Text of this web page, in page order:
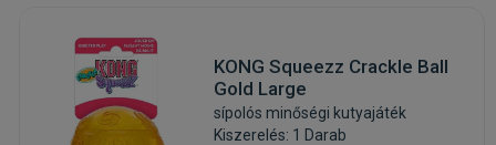
KONG Squeezz Crackle Ball
Gold Large
sípolós minőségi kutyajáték
Kiszerelés: 1 Darab